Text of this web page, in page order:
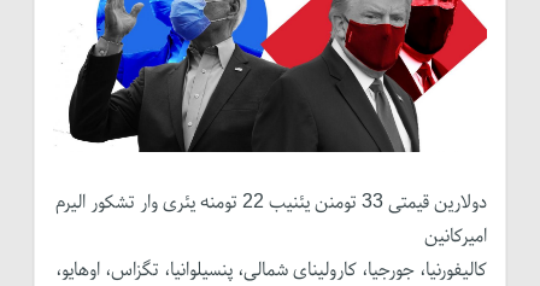
دولارین قیمتی 33 تومنن یئنیب 22 تومنه یئری وار تشکور الیرم
امیرکانین
کالیفورنیا، جورجیا، کارولینای شمالی، پنسیلوانیا، تگزاس، اوهایو،